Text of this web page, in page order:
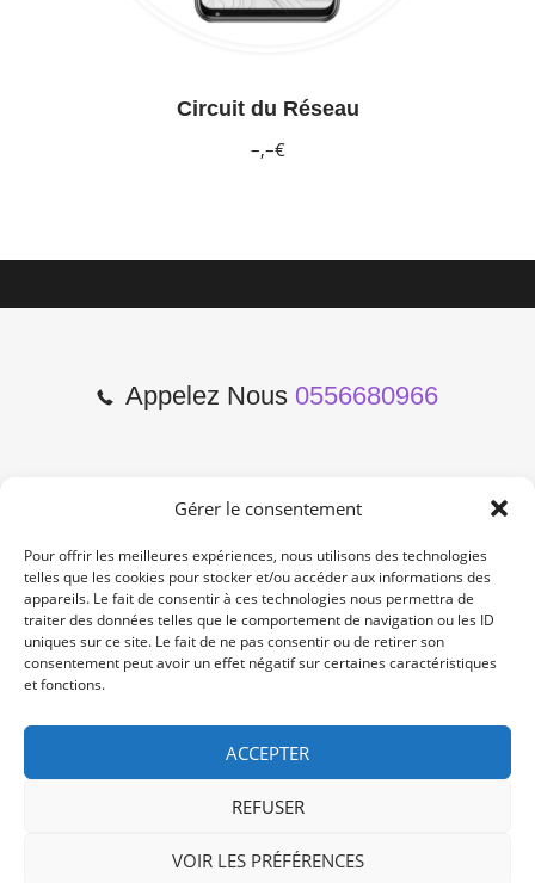
Gérer le consentement
Pour offrir les meilleures expériences, nous utilisons des technologies
telles que les cookies pour stocker et/ou accéder aux informations des
appareils. Le fait de consentir à ces technologies nous permettra de
traiter des données telles que le comportement de navigation ou les ID
uniques sur ce site. Le fait de ne pas consentir ou de retirer son
consentement peut avoir un effet négatif sur certaines caractéristiques
et fonctions.
ACCEPTER
REFUSER
VOIR LES PRÉFÉRENCES
Circuit du Réseau
–,–€
Appelez Nous 0556680966
2 Cours de l'Yser 33800
Bordeaux
Lun-Samedi: 10:00 -19:00
Non Stop
/ /